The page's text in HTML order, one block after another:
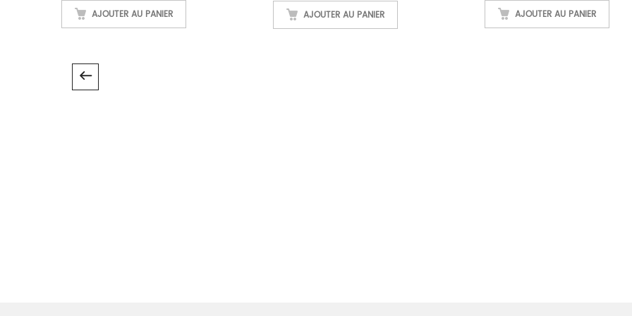
AJOUTER AU PANIER AJOUTER AU PANIER AJOUTER AU PANIER